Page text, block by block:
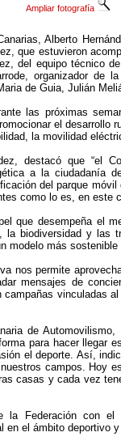
Ampliar fotografía
Alberto
que estuvieron
del equipo técnico
organizador de
de Guia, Julián
las próximas
el desarrollo
la movilidad
destacó que “el
a la ciudadanía
del parque
como lo es, en este
que desempeña el
la biodiversidad y las
modelo más sostenible
nos permite
mensajes de
vinculadas
de
para hacer llegar
el deporte. Así,
campos. Hoy
casas y cada vez
la Federación con el
en el ámbito deportivo